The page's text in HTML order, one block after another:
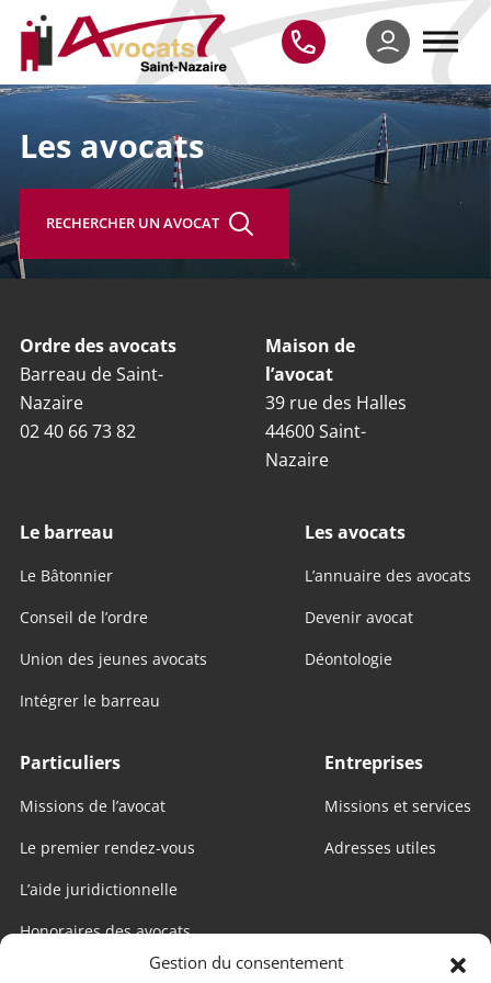
Gestion du consentement
Les avocats
RECHERCHER UN AVOCAT
Ordre des avocats
Barreau de Saint-
Nazaire
02 40 66 73 82
Maison de
l’avocat
39 rue des Halles
44600 Saint-
Nazaire
Le barreau
Le Bâtonnier
Conseil de l’ordre
Union des jeunes avocats
Intégrer le barreau
Les avocats
L’annuaire des avocats
Devenir avocat
Déontologie
Particuliers
Missions de l’avocat
Le premier rendez-vous
L’aide juridictionnelle
Honoraires des avocats
Entreprises
Missions et services
Adresses utiles